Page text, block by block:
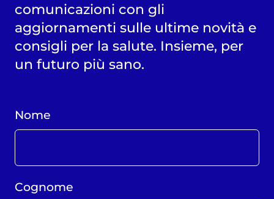
comunicazioni con gli
aggiornamenti sulle ultime novità e
consigli per la salute. Insieme, per
un futuro più sano.
Nome
Cognome